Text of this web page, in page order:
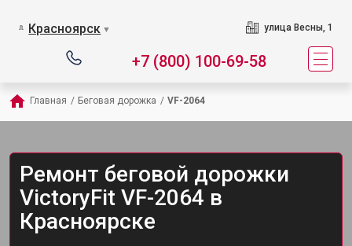
Красноярск ▼ улица Весны, 1
+7 (800) 100-69-58
Главная / Беговая дорожка / VF-2064
Ремонт беговой дорожки
VictoryFit VF-2064 в
Красноярске